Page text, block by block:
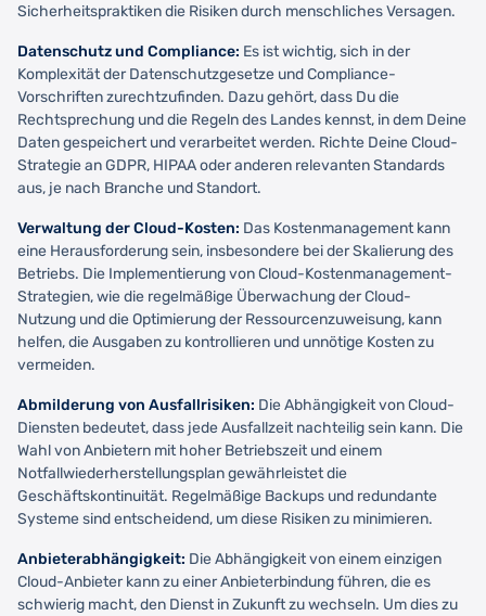
Sicherheitspraktiken die Risiken durch menschliches Versagen.
Datenschutz und Compliance: Es ist wichtig, sich in der
Komplexität der Datenschutzgesetze und Compliance-
Vorschriften zurechtzufinden. Dazu gehört, dass Du die
Rechtsprechung und die Regeln des Landes kennst, in dem Deine
Daten gespeichert und verarbeitet werden. Richte Deine Cloud-
Strategie an GDPR, HIPAA oder anderen relevanten Standards
aus, je nach Branche und Standort.
Verwaltung der Cloud-Kosten: Das Kostenmanagement kann
eine Herausforderung sein, insbesondere bei der Skalierung des
Betriebs. Die Implementierung von Cloud-Kostenmanagement-
Strategien, wie die regelmäßige Überwachung der Cloud-
Nutzung und die Optimierung der Ressourcenzuweisung, kann
helfen, die Ausgaben zu kontrollieren und unnötige Kosten zu
vermeiden.
Abmilderung von Ausfallrisiken: Die Abhängigkeit von Cloud-
Diensten bedeutet, dass jede Ausfallzeit nachteilig sein kann. Die
Wahl von Anbietern mit hoher Betriebszeit und einem
Notfallwiederherstellungsplan gewährleistet die
Geschäftskontinuität. Regelmäßige Backups und redundante
Systeme sind entscheidend, um diese Risiken zu minimieren.
Anbieterabhängigkeit: Die Abhängigkeit von einem einzigen
Cloud-Anbieter kann zu einer Anbieterbindung führen, die es
schwierig macht, den Dienst in Zukunft zu wechseln. Um dies zu